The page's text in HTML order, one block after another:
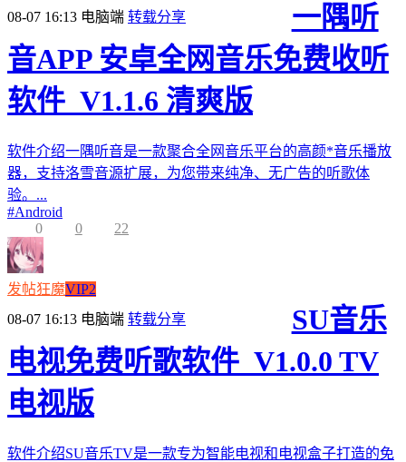
08-07 16:13 电脑端 转载分享
一隅听
音APP 安卓全网音乐免费收听
软件_V1.1.6 清爽版
软件介绍一隅听音是一款聚合全网音乐平台的高颜*音乐播放
器，支持洛雪音源扩展，为您带来纯净、无广告的听歌体
验。...
#Android
0
0 22
发帖狂魔VIP2
08-07 16:13 电脑端 转载分享
SU音乐
电视免费听歌软件_V1.0.0 TV
电视版
软件介绍SU音乐TV是一款专为智能电视和电视盒子打造的免